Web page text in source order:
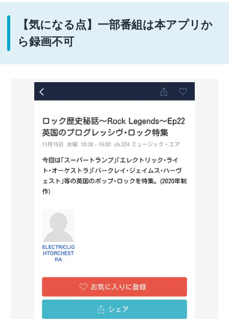
【気になる点】一部番組は本アプリか
ら録画不可